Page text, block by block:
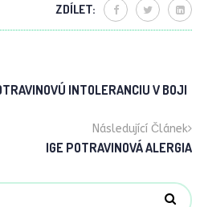
ZDÍLET:
INTOLERANCIU V BOJI
Následující Článek
IGE POTRAVINOVÁ ALERGIA